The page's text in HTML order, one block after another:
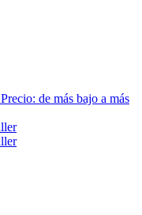
Precio: de más bajo a más